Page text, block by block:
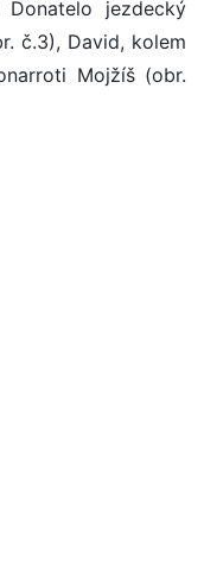
jezdecký
č.3), David, kolem
Mojžíš (obr.